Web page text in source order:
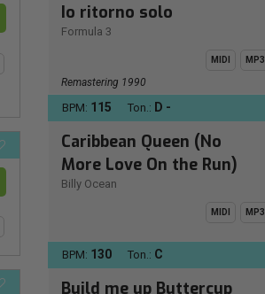
Io ritorno solo
Formula 3
MIDI MP3
Remastering 1990
BPM: 115 Ton.: D -
Caribbean Queen (No
More Love On the Run)
Billy Ocean
MIDI MP3
BPM: 130 Ton.: C
Build me up Buttercup